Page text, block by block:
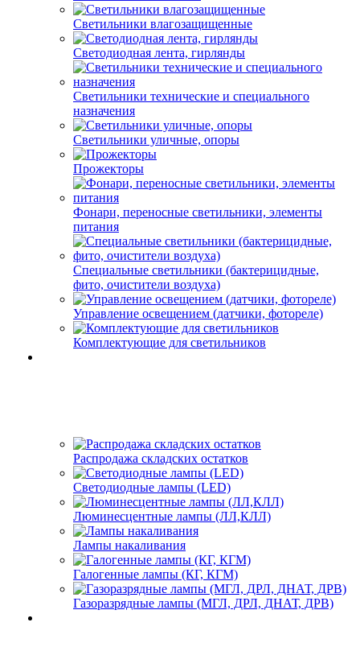
Светильники влагозащищенные
Светодиодная лента, гирлянды
Светильники технические и специального
назначения
Светильники уличные, опоры
Прожекторы
Фонари, переносные светильники, элементы
питания
Специальные светильники (бактерицидные,
фито, очистители воздуха)
Управление освещением (датчики, фотореле)
Комплектующие для светильников
Распродажа складских остатков
Светодиодные лампы (LED)
Люминесцентные лампы (ЛЛ,КЛЛ)
Лампы накаливания
Галогенные лампы (КГ, КГМ)
Газоразрядные лампы (МГЛ, ДРЛ, ДНАТ, ДРВ)